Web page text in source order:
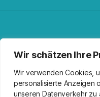
Wir schätzen Ihre
Wir verwenden Cookies,
personalisierte Anzeigen
unseren Datenverkehr zu